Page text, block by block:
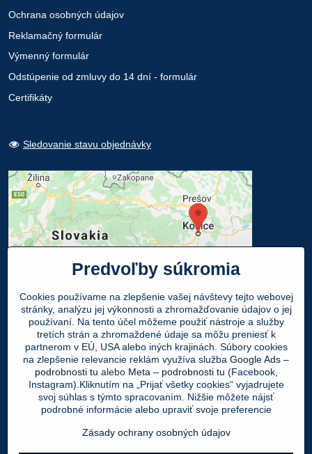
Ochrana osobných údajov
Reklamačný formulár
Výmenný formulár
Odstúpenie od zmluvy do 14 dní - formulár
Certifikáty
Sledovanie stavu objednávky
Osobný odber
Navštívte našu predajňu - SHOWROOM
Obuv LEON, Mlynská 21, 040 01 Košice
Váš Objednaný tovar si môžete ZADARMO
vyzdvihnúť v PO - PIA 9:00 - 17:00 hod.
Predvoľby súkromia
Cookies používame na zlepšenie vašej návštevy tejto webovej
stránky, analýzu jej výkonnosti a zhromažďovanie údajov o jej
používaní. Na tento účel môžeme použiť nástroje a služby
tretích strán a zhromaždené údaje sa môžu preniesť k
partnerom v EÚ, USA alebo iných krajinách. Súbory cookies
na zlepšenie relevancie reklám využíva služba Google Ads –
podrobnosti tu alebo Meta – podrobnosti tu (Facebook,
Instagram).Kliknutím na „Prijať všetky cookies“ vyjadrujete
svoj súhlas s týmto spracovaním. Nižšie môžete nájsť
podrobné informácie alebo upraviť svoje preferencie
Zásady ochrany osobných údajov